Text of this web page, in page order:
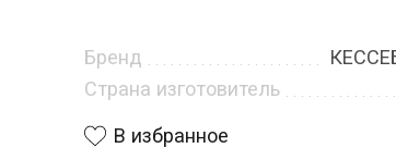
Бренд
Страна изготовитель
В избранное